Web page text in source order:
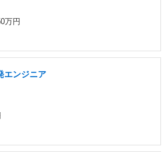
万円
エンジニア